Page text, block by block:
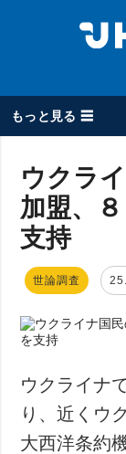
もっと見る ☰
全てのトピ
戦争
政治
経済・復興
防衛
社会・文化
スポーツ
犯罪
ウクラ
加盟、
支持
世論調査
ウクライナ
り、近くウ
大西洋条約